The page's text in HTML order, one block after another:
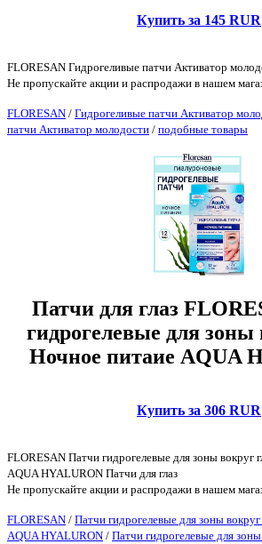
Купить за 145 RUR
FLORESAN Гидрогеливые патчи Активатор
Не пропускайте акции и распродажи в нашем
FLORESAN / Гидрогеливые патчи Активатор
патчи Активатор молодости / подобные товары
Патчи для глаз
гидрогелевые для зоны
Ночное питаие AQUA
Купить за 306 RUR
FLORESAN Патчи гидрогелевые для зоны вокруг
AQUA HYALURON Патчи для глаз
Не пропускайте акции и распродажи в нашем
FLORESAN / Патчи гидрогелевые для зоны
AQUA HYALURON / Патчи гидрогелевые для